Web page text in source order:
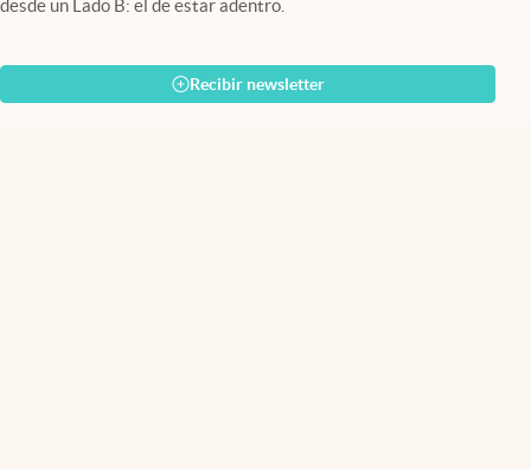
desde un Lado B: el de estar adentro.
Recibir newsletter